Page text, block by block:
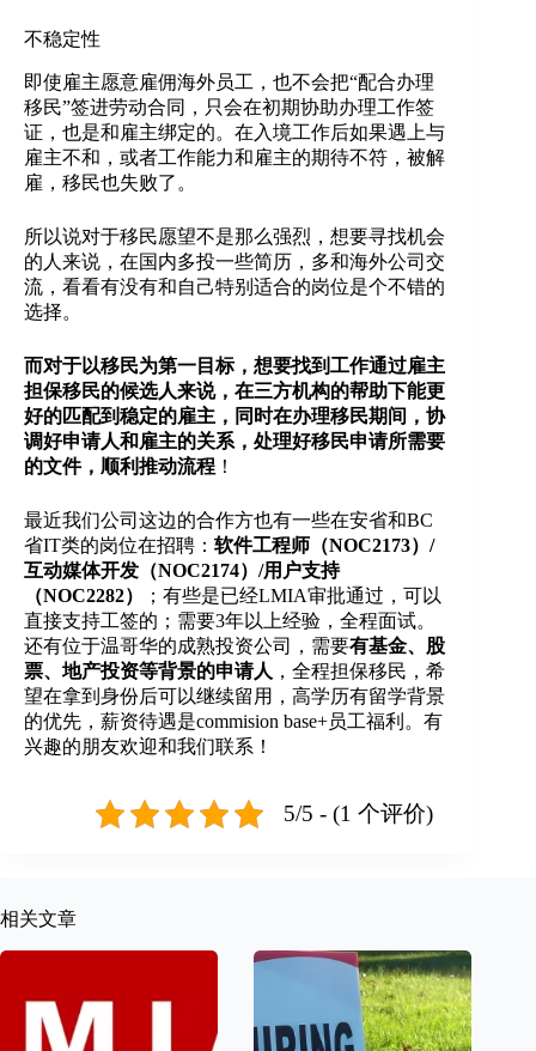
不稳定性
即使雇主愿意雇佣海外员工，也不会把“配合办理
移民”签进劳动合同，只会在初期协助办理工作签
证，也是和雇主绑定的。在入境工作后如果遇上与
雇主不和，或者工作能力和雇主的期待不符，被解
雇，移民也失败了。
所以说对于移民愿望不是那么强烈，想要寻找机会
的人来说，在国内多投一些简历，多和海外公司交
流，看看有没有和自己特别适合的岗位是个不错的
选择。
而对于以移民为第一目标，想要找到工作通过雇主
担保移民的候选人来说，在三方机构的帮助下能更
好的匹配到稳定的雇主，同时在办理移民期间，协
调好申请人和雇主的关系，处理好移民申请所需要
的文件，顺利推动流程 ！
最近我们公司这边的合作方也有一些在安省和BC
省IT类的岗位在招聘： 软件工程师（NOC2173）/
互动媒体开发（NOC2174）/用户支持
（NOC2282）
；有些是已经LMIA审批通过，可以
直接支持工签的；需要3年以上经验，全程面试。
还有位于温哥华的成熟投资公司，需要有基金、股
票、地产投资等背景的申请人 ，全程担保移民，希
望在拿到身份后可以继续留用，高学历有留学背景
的优先，薪资待遇是commision base+员工福利。有
兴趣的朋友欢迎和我们联系！
5/5 - (1 个评价)
相关文章